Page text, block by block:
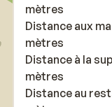
mètres
Distance aux
mètres
Distance à la
mètres
Distance au